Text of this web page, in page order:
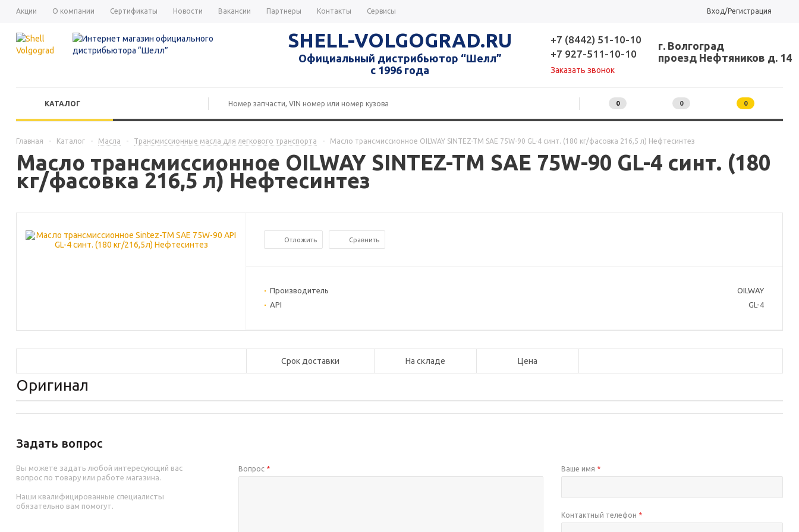
Акции О компании Сертификаты Новости Вакансии Партнеры Контакты Сервисы Вход/Регистрация
SHELL-VOLGOGRAD.RU
Официальный дистрибьютор “Шелл”
с 1996 года
+7 (8442) 51-10-10
+7 927-511-10-10
Заказать звонок
г. Волгоград
проезд Нефтяников д. 14
КАТАЛОГ 0 0 0
Главная - Каталог - Масла - Трансмиссионные масла для легкового транспорта - Масло трансмиссионное OILWAY SINTEZ-TM SAE 75W-90 GL-4 синт. (180 кг/фасовка 216,5 л) Нефтесинтез
Масло трансмиссионное OILWAY SINTEZ-TM SAE 75W-90 GL-4 синт. (180
кг/фасовка 216,5 л) Нефтесинтез
Отложить Сравнить
Производитель
OILWAY
API
GL-4
Срок доставки На складе Цена
Оригинал
Задать вопрос
Вы можете задать любой интересующий вас
вопрос по товару или работе магазина.
Наши квалифицированные специалисты
обязательно вам помогут.
Вопрос * Ваше имя *
Контактный телефон *